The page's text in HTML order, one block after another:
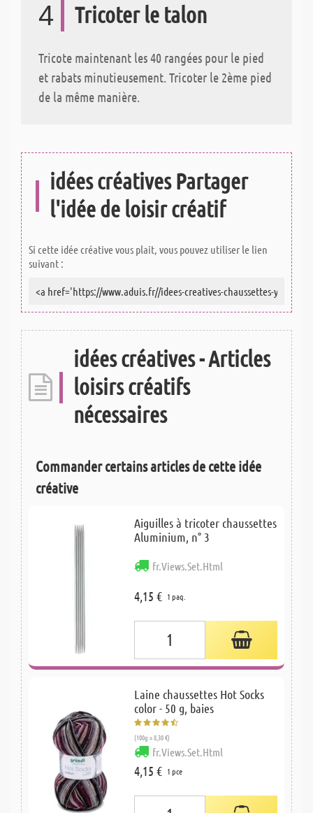
4 Tricoter le talon
Tricote maintenant les 40 rangées pour le pied
et rabats minutieusement. Tricoter le 2ème pied
de la même manière.
idées créatives Partager
l'idée de loisir créatif
Si cette idée créative vous plait, vous pouvez utiliser le lien
suivant :
idées créatives - Articles
loisirs créatifs
nécessaires
Commander certains articles de cette idée
créative
Aiguilles à tricoter chaussettes
Aluminium, n° 3
fr.Views.Set.Html
4,15 € 1 paq.
Laine chaussettes Hot Socks
color - 50 g, baies
(100g = 8,30 €)
fr.Views.Set.Html
4,15 € 1 pce